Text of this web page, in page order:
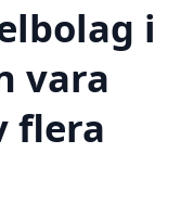
i
vara
flera